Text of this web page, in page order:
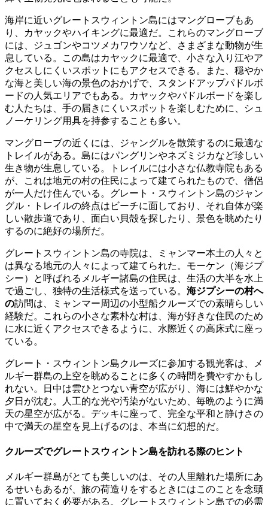
海岸に近いグレートスウィントン島にはマングローブもあ
り、カヤックやハイキングに最適だ。これらのマングローブ
には、ジュゴンやコツメカワウソなど、さまざまな動物が生
息している。この島はカヤックに最適で、小さな入り江やア
クセスしにくいスポットにもアクセスできる。また、穏やか
な海と美しい海の景色のおかげで、スタンドアップパドルボ
ードの人気エリアでもある。カヤックやパドルボードを楽し
む人たちは、手の届きにくいスポットを楽しむために、シュ
ノーケリング用具を持参することも多い。
マングローブの近くには、ジャングルを散策するのに最適な
トレイルがある。島にはパングリンやネズミジカなど珍しい
生き物が生息している。トレイルには小さな仏教寺院もある
が、これは地元の村の住民によって建てられたもので、僧侶
が一人だけ住んでいる。グレート・スウィントン島のジャン
グル・トレイルの終点はビーチに面しており、それ自体が楽
しい散歩道であり、面白い貝殻を探したり、景色を眺めたり
するのに絶好の場所だ。
グレートスウィントン島の寺院は、ミャンマー本土の人々と
は異なる地元の人々によって建てられた。モーケン（海ジプ
シー）と呼ばれるメルギー諸島の住民は、生活の大半を水上
で過ごし、独特の生活様式を送っている。 海ジプシーの村へ
の訪問は、ミャンマー周辺の小型船クルーズでの素晴らしい
経験だ。これらの小さな素朴な村は、海が好きな住民のため
に水に近くアクセスできるように、水際近くの高床式に座っ
ている。
グレート・スウィントン島クルーズに参加する観光客は、メ
ルギー群島の上空を眺めることに多くの時間を費やすかもし
れない。日中は雲ひとつない青空が広がり、海には鮮やかな
夕日が沈む。人工的な光や汚染がないため、毎晩のように満
天の星空が広がる。デッキに座って、完全な平和と静けさの
中で満天の星空を見上げるのは、本当に幻想的だ。
クルーズでグレートスウィントン島を訪れる際のヒント
メルギー群島がとても美しいのは、その人里離れた場所にあ
るせいもあるが、旅の荷造りをするときにはこのことを念頭
に置いておく必要がある。グレートスウィントン島での必需